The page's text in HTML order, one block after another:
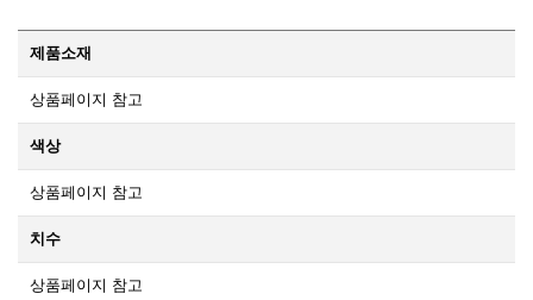
제품소재
상품페이지 참고
색상
상품페이지 참고
치수
상품페이지 참고